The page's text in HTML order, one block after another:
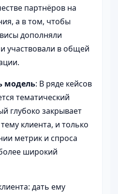
партнёров на
а в том, чтобы
дополняли
участвовали в общей
модель: В ряде кейсов
тематический
глубоко закрывает
клиента, и только
метрик и спроса
широкий
дать ему